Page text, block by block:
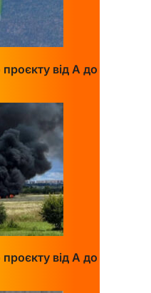
від А до
від А до